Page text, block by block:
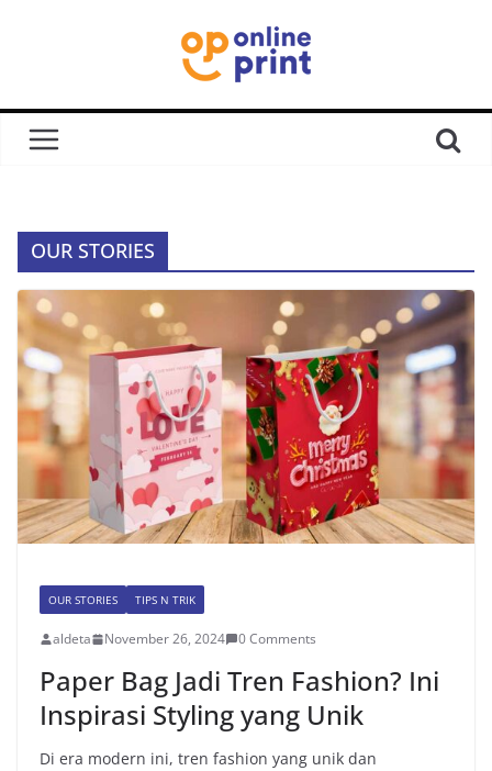
OUR STORIES
OUR STORIES TIPS N TRIK
aldeta November 26, 2024 0 Comments
Paper Bag Jadi Tren Fashion? Ini
Inspirasi Styling yang Unik
Di era modern ini, tren fashion yang unik dan